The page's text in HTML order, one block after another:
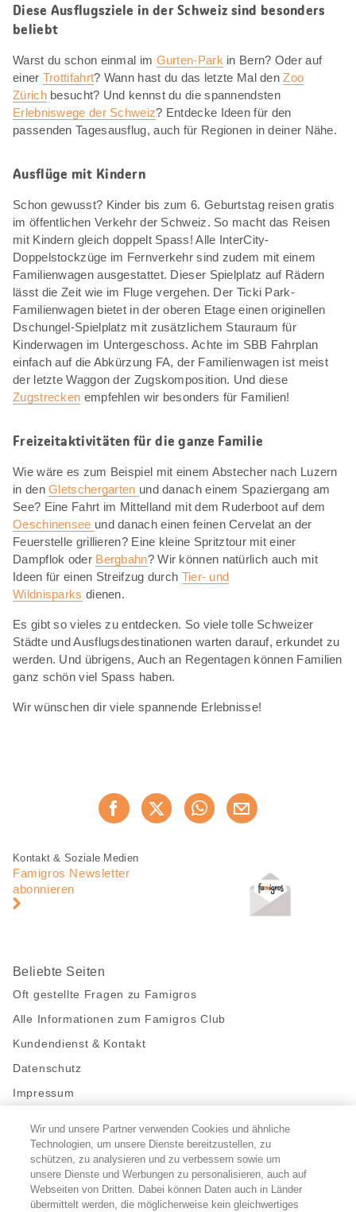
Diese Ausflugsziele in der Schweiz sind besonders
beliebt
Warst du schon einmal im Gurten-Park in Bern? Oder auf
einer Trottifahrt? Wann hast du das letzte Mal denZoo
Zürichbesucht? Und kennst du die spannendsten
Erlebniswege der Schweiz? Entdecke Ideen für den
passenden Tagesausflug, auch für Regionen in deiner Nähe.
Ausflüge mit Kindern
Schon gewusst? Kinder bis zum 6. Geburtstag reisen gratis
im öffentlichen Verkehr der Schweiz. So macht das Reisen
mit Kindern gleich doppelt Spass! Alle InterCity-
Doppelstockzüge im Fernverkehr sind zudem mit einem
Familienwagen ausgestattet. Dieser Spielplatz auf Rädern
lässt die Zeit wie im Fluge vergehen. Der Ticki Park-
Familienwagen bietet in der oberen Etage einen originellen
Dschungel-Spielplatz mit zusätzlichem Stauraum für
Kinderwagen im Untergeschoss. Achte im SBB Fahrplan
einfach auf die Abkürzung FA, der Familienwagen ist meist
der letzte Waggon der Zugskomposition. Und diese
Zugstrecken empfehlen wir besonders für Familien!
Freizeitaktivitäten für die ganze Familie
Wie wäre es zum Beispiel mit einem Abstecher nach Luzern
in denGletschergarten und danach einem Spaziergang am
See? Eine Fahrt im Mittelland mit dem Ruderboot auf dem
Oeschinensee und danach einen feinen Cervelat an der
Feuerstelle grillieren? Eine kleine Spritztour mit einer
Dampflok oder Bergbahn? Wir können natürlich auch mit
Ideen für einen Streifzug durch Tier- und
Wildnisparks dienen.
Es gibt so vieles zu entdecken. So viele tolle Schweizer
Städte und Ausflugsdestinationen warten darauf, erkundet zu
werden. Und übrigens, Auch an Regentagen können Familien
ganz schön viel Spass haben.
Wir wünschen dir viele spannende Erlebnisse!
Jetzt weiterempfehlen
Fusszeile
Fusszeile
Navigation
Kontakt & Soziale Medien
Famigros Newsletter
abonnieren
Beliebte Seiten
Oft gestellte Fragen zu Famigros
Alle Informationen zum Famigros Club
Kundendienst & Kontakt
Datenschutz
Impressum
Bleibe mit uns in Kontakt
Facebook
https://twitter.com/migros
https://www.youtube.com/user/
PinterestInstagram
Wir und unsere Partner verwenden Cookies und ähnliche
Technologien, um unsere Dienste bereitzustellen, zu
schützen, zu analysieren und zu verbessern sowie um
unsere Dienste und Werbungen zu personalisieren, auch auf
Webseiten von Dritten. Dabei können Daten auch in Länder
übermittelt werden, die möglicherweise kein gleichwertiges